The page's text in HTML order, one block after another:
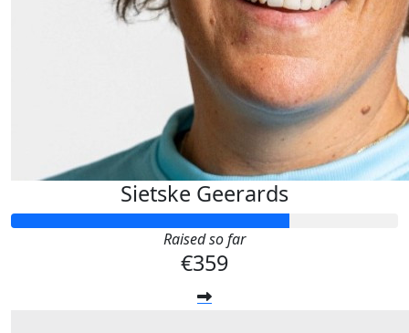
Sietske Geerards
Raised so far
€359